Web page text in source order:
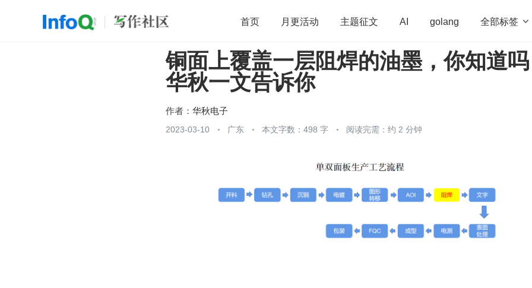
首页 月更活动 主题征文 AI golang 全部标签 
开源 架构 OpenHarmony 算法 学习方法 Web3.0 高
团队管理 程序员 运维
铜面上覆盖一层阻焊的油墨，你知道
华秋一文告诉你
作者： 华秋电子
2023-03-10 广东 本文字数：498 字 阅读完需：约 2 分钟